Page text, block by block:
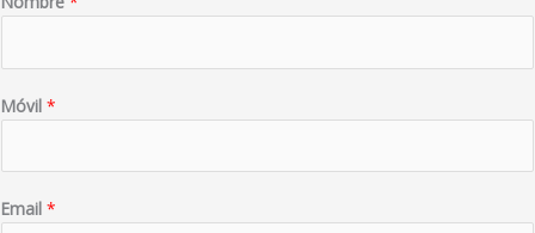
Móvil *
Email *